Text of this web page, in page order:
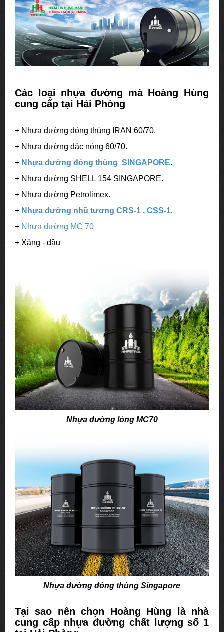
Các loại nhựa đường mà Hoàng Hùng
cung cấp tại Hải Phòng
+ Nhựa đường đóng thùng IRAN 60/70.
+ Nhựa đường đặc nóng 60/70.
+ Nhựa đường đóng thùng SINGAPORE.
+ Nhựa đường SHELL 154 SINGAPORE.
+ Nhựa đường Petrolimex.
+ Nhựa đường nhũ tương CRS-1 , CSS-1.
+ Nhựa đường MC 70
+ Xăng - dầu
Nhựa đường lỏng MC70
Nhựa đường đóng thùng Singapore
Tại sao nên chọn Hoàng Hùng là nhà
cung cấp nhựa đường chất lượng số 1